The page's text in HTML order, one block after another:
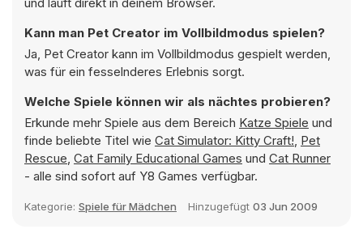
Kann man Pet Creator im Vollbildmodus spielen?
Ja, Pet Creator kann im Vollbildmodus gespielt werden,
was für ein fesselnderes Erlebnis sorgt.
Welche Spiele können wir als nächtes probieren?
Erkunde mehr Spiele aus dem Bereich Katze Spiele und
finde beliebte Titel wie Cat Simulator: Kitty Craft!, Pet
Rescue, Cat Family Educational Games und Cat Runner
- alle sind sofort auf Y8 Games verfügbar.
Kategorie: Spiele für Mädchen Hinzugefügt 03 Jun 2009